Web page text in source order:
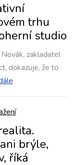
trhu
studio
zakladatel
dokazuje, že to
brýle,
říká